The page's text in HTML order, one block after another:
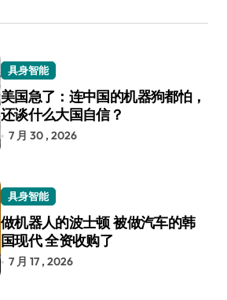
具身智能
美国急了：连中国的机器狗都怕，
还谈什么大国自信？
7 月 30 , 2026
具身智能
做机器人的波士顿 被做汽车的韩
国现代 全资收购了
7 月 17 , 2026